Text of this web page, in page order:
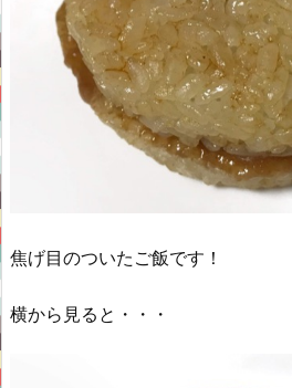
焦げ目のついたご飯です！
横から見ると・・・